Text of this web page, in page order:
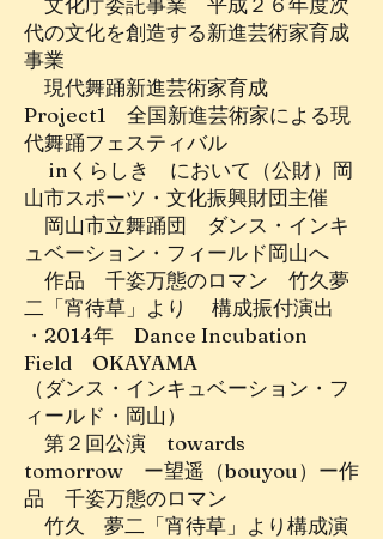
代の文化を創造する新進芸術家育成
事業
現代舞踊新進芸術家育成
Project1 全国新進芸術家による現
代舞踊フェスティバル
inくらしき において（公財）岡
山市スポーツ・文化振興財団主催
岡山市立舞踊団 ダンス・インキ
ュベーション・フィールド岡山へ
作品 千姿万態のロマン 竹久夢
二「宵待草」より 構成振付演出
・2014年 Dance Incubation
Field OKAYAMA
（ダンス・インキュベーション・フ
ィールド・岡山）
第２回公演 towards
tomorrow ー望遥（bouyou）ー作
品 千姿万態のロマン
竹久 夢二「宵待草」より構成演